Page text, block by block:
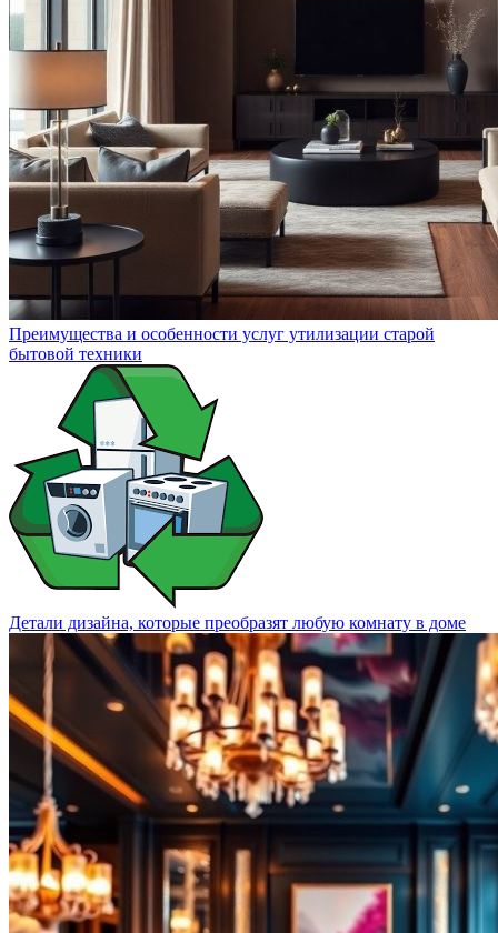
Преимущества и особенности услуг утилизации старой
бытовой техники
Детали дизайна, которые преобразят любую комнату в доме